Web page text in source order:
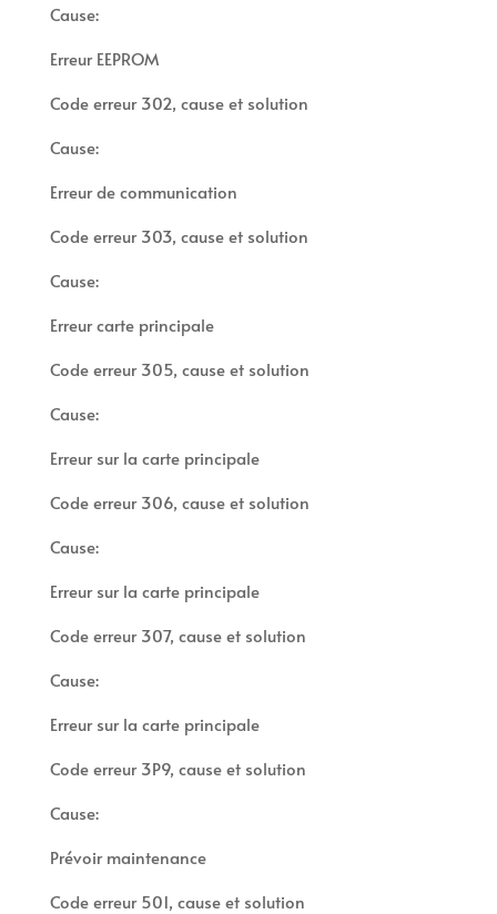
Cause:
Erreur EEPROM
Code erreur 302, cause et solution
Cause:
Erreur de communication
Code erreur 303, cause et solution
Cause:
Erreur carte principale
Code erreur 305, cause et solution
Cause:
Erreur sur la carte principale
Code erreur 306, cause et solution
Cause:
Erreur sur la carte principale
Code erreur 307, cause et solution
Cause:
Erreur sur la carte principale
Code erreur 3P9, cause et solution
Cause:
Prévoir maintenance
Code erreur 501, cause et solution